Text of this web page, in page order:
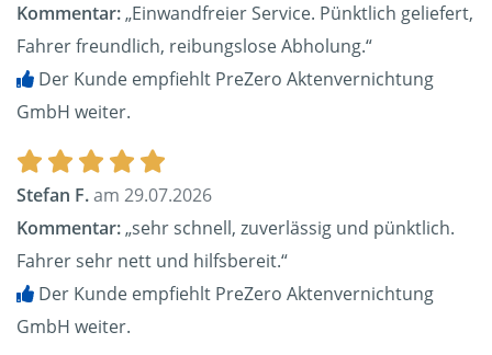
Kommentar:„Einwandfreier Service. Pünktlich geliefert,
Fahrer freundlich, reibungslose Abholung.“
Der Kunde empfiehlt PreZero Aktenvernichtung
GmbH weiter.
Stefan F.am 29.07.2026
Kommentar:„sehr schnell, zuverlässig und pünktlich.
Fahrer sehr nett und hilfsbereit.“
Der Kunde empfiehlt PreZero Aktenvernichtung
GmbH weiter.